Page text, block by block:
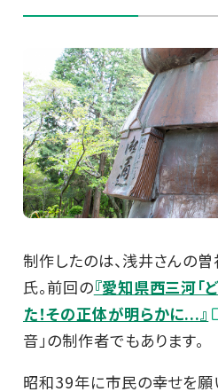
制作したのは、浅井さんの
氏。前回の『愛知県西三河「
た！その正体が明らかに...』
音」の制作者でもあります。
昭和39年に市民の幸せを願